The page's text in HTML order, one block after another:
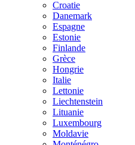
Croatie
Danemark
Espagne
Estonie
Finlande
Grèce
Hongrie
Italie
Lettonie
Liechtenstein
Lituanie
Luxembourg
Moldavie